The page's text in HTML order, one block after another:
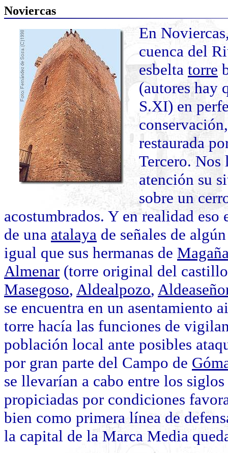
Noviercas
En
cuenca del
esbelta torre
(autores hay
S.XI) en
restaurada
Tercero. Nos
atención su
sobre un
acostumbrados. Y en realidad eso
de una atalaya de señales de
igual que sus hermanas de
Almenar (torre original del
Masegoso, Aldealpozo,
se encuentra en un asentamiento
torre hacía las funciones de
población local ante posibles
por gran parte del Campo de
se llevarían a cabo entre los
propiciadas por condiciones
bien como primera línea de
la capital de la Marca Media